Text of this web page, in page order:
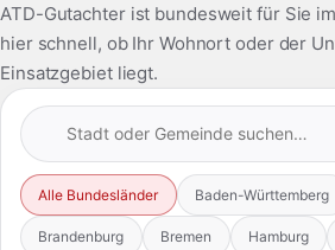
ATD-Gutachter ist bundesweit für Sie
hier schnell, ob Ihr Wohnort oder der
Einsatzgebiet liegt.
Alle Bundesländer Baden-Württemberg
Brandenburg Bremen Hamburg